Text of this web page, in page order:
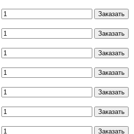
Заказать
Заказать
Заказать
Заказать
Заказать
Заказать
Заказать